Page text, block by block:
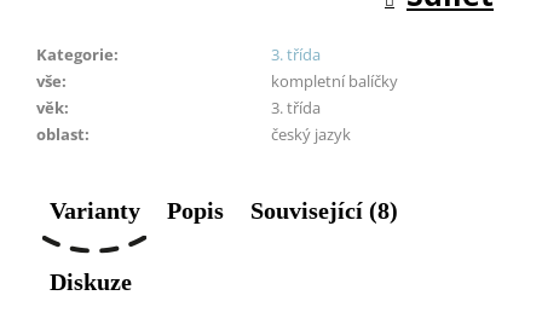
Kategorie:
3. třída
vše:
kompletní balíčky
věk:
3. třída
oblast: český jazyk
Varianty Popis Související (8)
Diskuze